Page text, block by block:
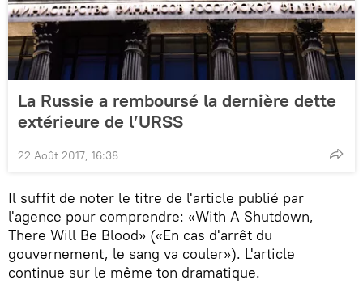
La Russie a remboursé la dernière dette
extérieure de l’URSS
22 Août 2017, 16:38
Il suffit de noter le titre de l'article publié par
l'agence pour comprendre: «With A Shutdown,
There Will Be Blood» («En cas d'arrêt du
gouvernement, le sang va couler»). L'article
continue sur le même ton dramatique.